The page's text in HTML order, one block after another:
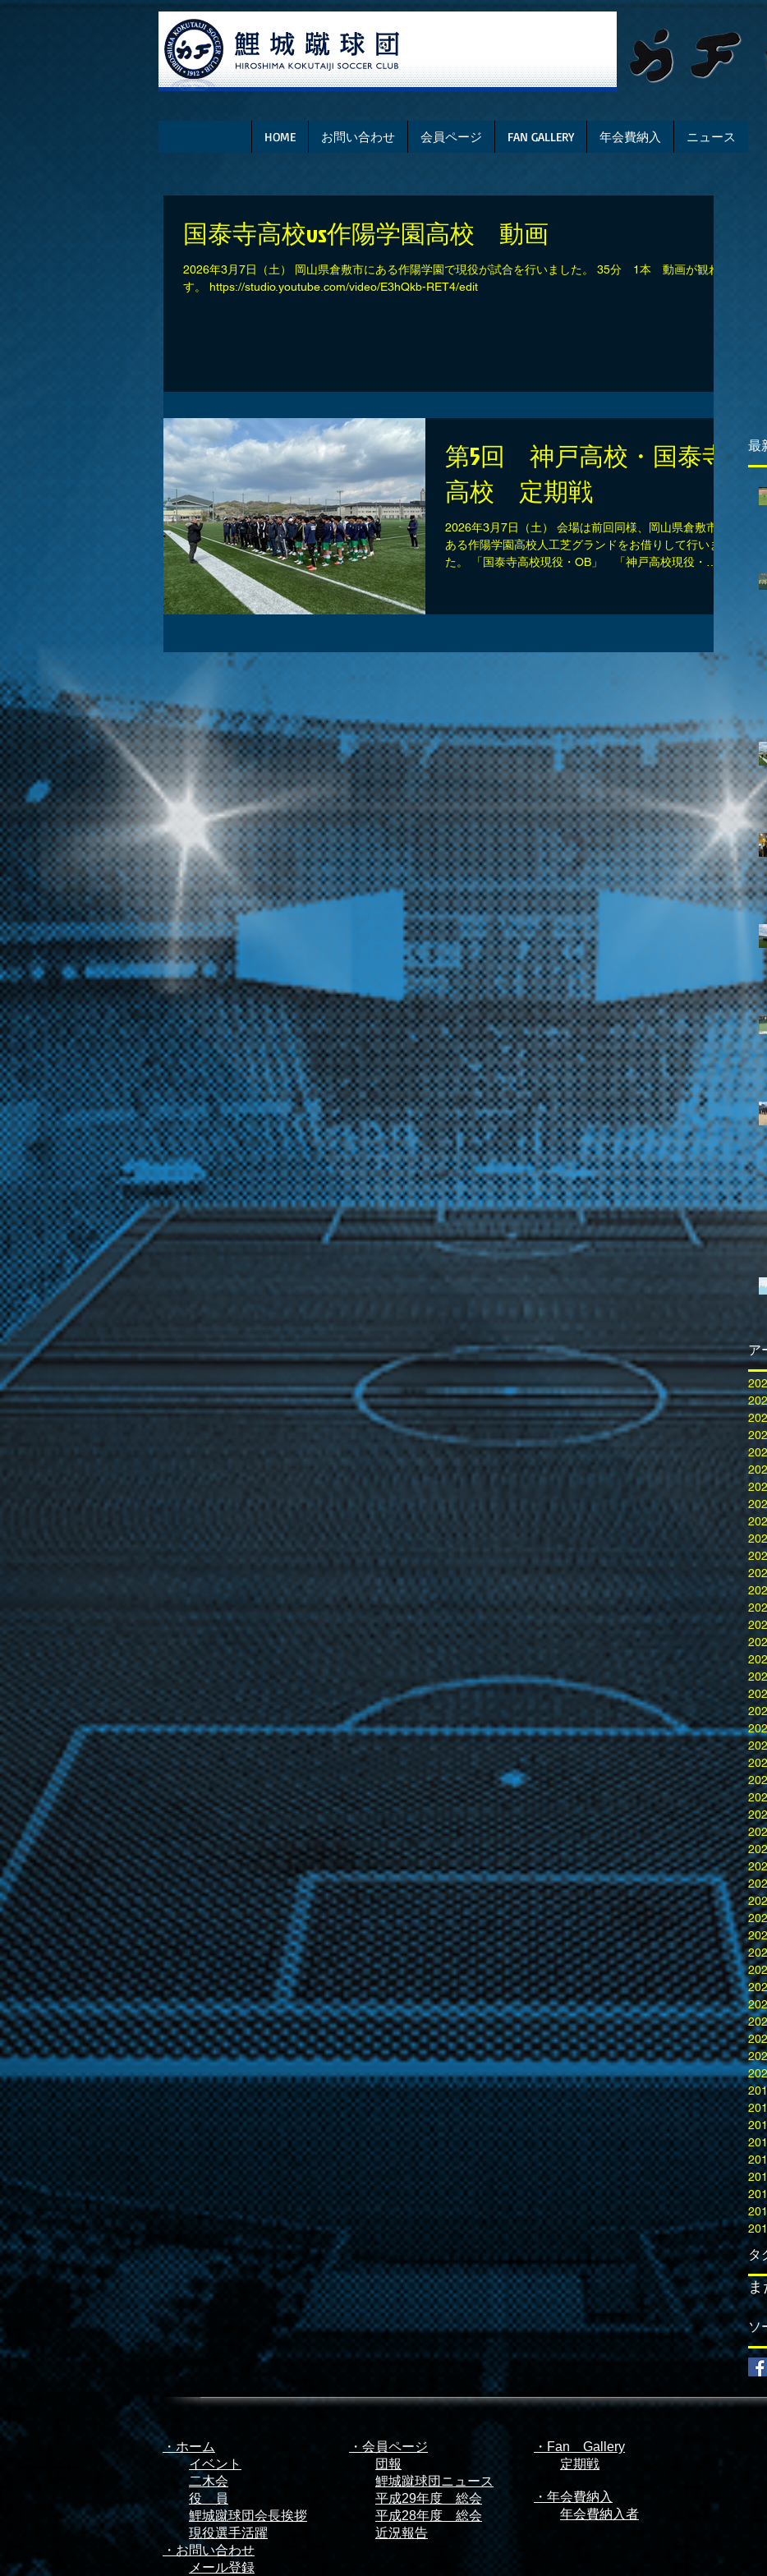
HOME お問い合わせ 会員ページ FAN GALLERY 年会費納入 ニュース
国泰寺高校vs作陽学園高校 動画
2026年3月7日（土） 岡山県倉敷市にある作陽学園で現役が試合を行いました。 35分 1本 動画が観れま
す。 https://studio.youtube.com/video/E3hQkb-RET4/edit
第5回 神戸高校・国泰寺
高校 定期戦
2026年3月7日（土） 会場は前回同様、岡山県倉敷市に
ある作陽学園高校人工芝グランドをお借りして行いまし
た。 「国泰寺高校現役・OB」 「神戸高校現役・
OB戦開始から晴れ間が見える天気になりました。 大き
Bvs対作陽学園Bが対戦、続いて国泰寺Bvs神戸B 最後
役・OB 記念撮影 国泰寺高校OB 記念撮影 ③現役試
合Aチーム（35分） 国泰寺Avs作陽学園A 神戸Avs作
陽学園A 国泰寺Avs神戸A 国泰寺vs作陽の試合動
画： https://studio.youtube.com/video/E3hQkb-
RET4/edit ④国泰寺OBvs神戸OB（15分ハーフ） 前半
は出だしは国泰寺が優勢でしたが、神戸OBも徐々にペ
ースをつかみ
最
ア
タ
ま
ソ
・ホーム
イベント
二木会
役 員
​鯉城蹴球団会長挨拶
​ 現役選手活躍
・お問い合わせ
メール登録
・会員ページ
団報
鯉城蹴球団ニュース
平成29年度 総会
平成28年度 総会
近況報告
・Fan Gallery
定期戦
・年会費納入
年会費納入者